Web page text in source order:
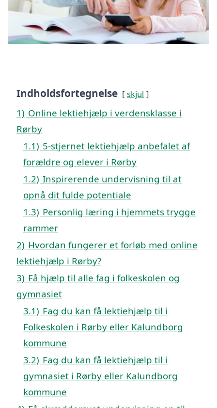
Indholdsfortegnelse skjul
1) Online lektiehjælp i verdensklasse i
Rørby
1.1) 5-stjernet lektiehjælp anbefalet af
forældre og elever i Rørby
1.2) Inspirerende undervisning til at
opnå dit fulde potentiale
1.3) Personlig læring i hjemmets trygge
rammer
2) Hvordan fungerer et forløb med online
lektiehjælp i Rørby?
3) Få hjælp til alle fag i folkeskolen og
gymnasiet
3.1) Fag du kan få lektiehjælp til i
Folkeskolen i Rørby eller Kalundborg
kommune
3.2) Fag du kan få lektiehjælp til i
gymnasiet i Rørby eller Kalundborg
kommune